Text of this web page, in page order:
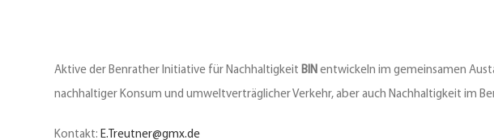
Aktive der Benrather Initiative für NachhaltigkeitBIN entwickeln im gemeinsamen
nachhaltiger Konsum und umweltverträglicher Verkehr, aber auch Nachhaltigkeit im
Kontakt:E.Treutner@gmx.de